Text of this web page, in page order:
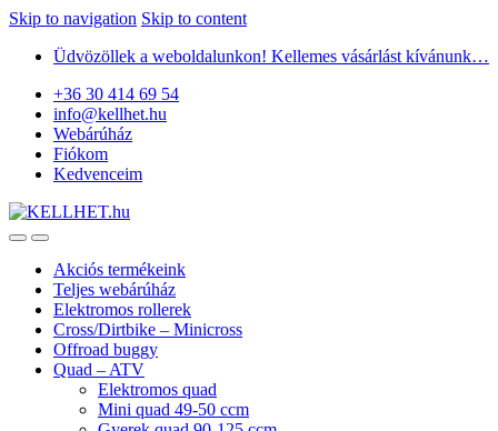
Skip to navigation Skip to content
Üdvözöllek a weboldalunkon! Kellemes vásárlást kívánunk…
+36 30 414 69 54
info@kellhet.hu
Webárúház
Fiókom
Kedvenceim
Akciós termékeink
Teljes webárúház
Elektromos rollerek
Cross/Dirtbike – Minicross
Offroad buggy
Quad – ATV
Elektromos quad
Mini quad 49-50 ccm